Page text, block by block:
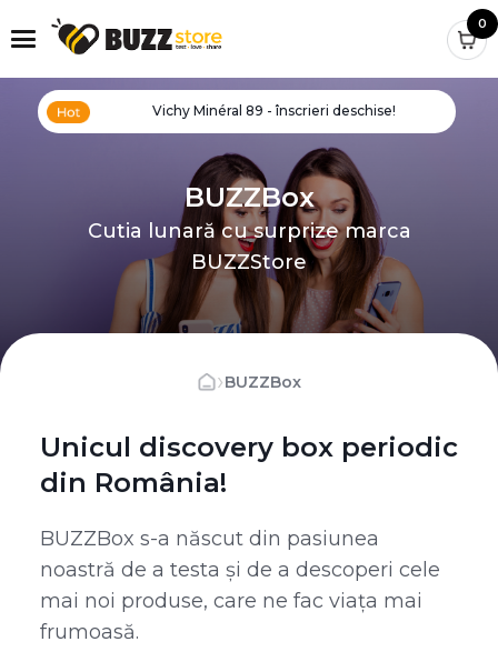
0
Vichy Minéral 89 - înscrieri deschise!
BUZZBox
Cutia lunară cu surprize marca
BUZZStore
›BUZZBox
Unicul discovery box periodic
din România!
BUZZBox s-a născut din pasiunea
noastră de a testa și de a descoperi cele
mai noi produse, care ne fac viața mai
frumoasă.